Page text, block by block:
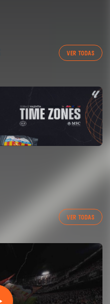
VER TODAS
CF 04/03/26
VER TODAS